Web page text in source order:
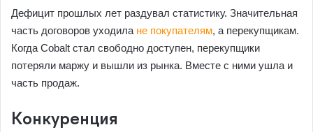
Дефицит прошлых лет раздувал статистику. Значительная
часть договоров уходила не покупателям, а перекупщикам.
Когда Cobalt стал свободно доступен, перекупщики
потеряли маржу и вышли из рынка. Вместе с ними ушла и
часть продаж.
Конкуренция